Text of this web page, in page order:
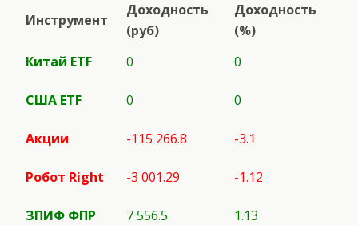
Инструмент
Доходность
(руб)
Доходность
(%)
Китай ETF
0 0
США ETF 0 0
Акции -115 266.8 -3.1
Робот Right -3 001.29 -1.12
ЗПИФ ФПР 7 556.5 1.13